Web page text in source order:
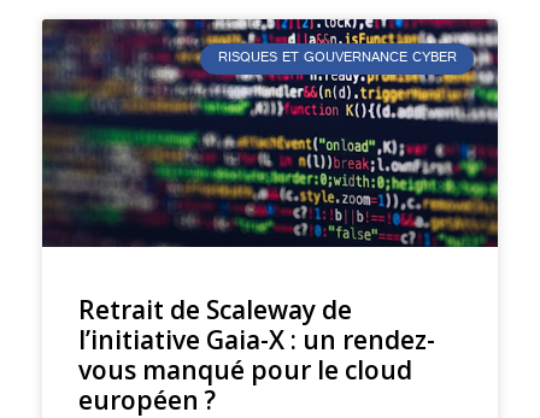
RISQUES ET GOUVERNANCE CYBER
Retrait de Scaleway de
l’initiative Gaia-X : un rendez-
vous manqué pour le cloud
européen ?